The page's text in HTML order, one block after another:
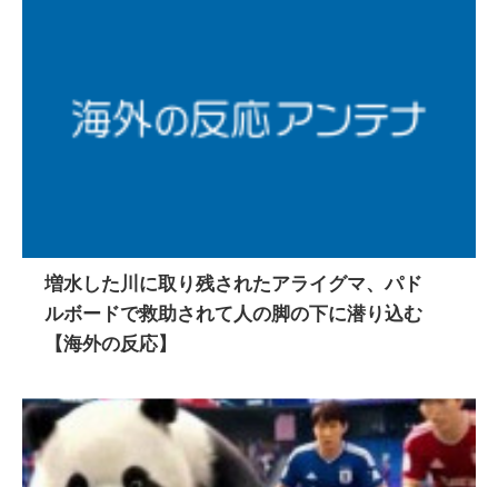
増水した川に取り残されたアライグマ、パド
ルボードで救助されて人の脚の下に潜り込む
【海外の反応】